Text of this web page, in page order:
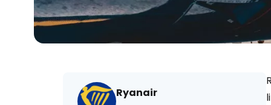
Ryanair